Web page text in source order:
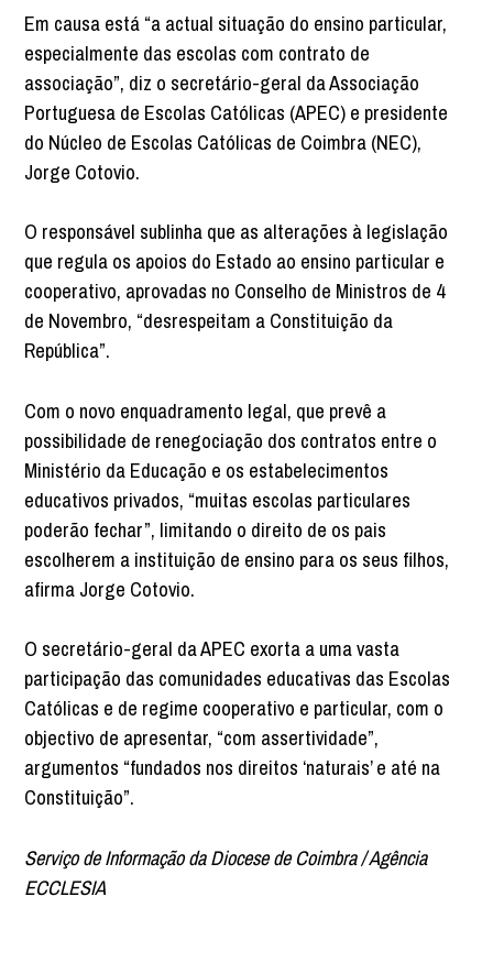
Em causa está “a actual situação do ensino particular,
especialmente das escolas com contrato de
associação”, diz o secretário-geral da Associação
Portuguesa de Escolas Católicas (APEC) e presidente
do Núcleo de Escolas Católicas de Coimbra (NEC),
Jorge Cotovio.
O responsável sublinha que as alterações à legislação
que regula os apoios do Estado ao ensino particular e
cooperativo, aprovadas no Conselho de Ministros de 4
de Novembro, “desrespeitam a Constituição da
República”.
Com o novo enquadramento legal, que prevê a
possibilidade de renegociação dos contratos entre o
Ministério da Educação e os estabelecimentos
educativos privados, “muitas escolas particulares
poderão fechar”, limitando o direito de os pais
escolherem a instituição de ensino para os seus filhos,
afirma Jorge Cotovio.
O secretário-geral da APEC exorta a uma vasta
participação das comunidades educativas das Escolas
Católicas e de regime cooperativo e particular, com o
objectivo de apresentar, “com assertividade”,
argumentos “fundados nos direitos ‘naturais’ e até na
Constituição”.
Serviço de Informação da Diocese de Coimbra / Agência
ECCLESIA